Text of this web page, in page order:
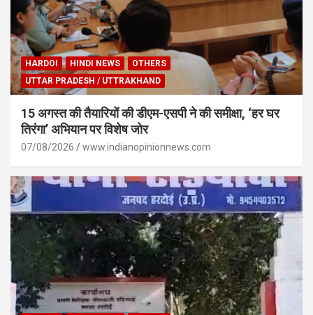
HARDOI HINDI NEWS
OTHERS
UTTAR PRADESH / UTTRAKHAND
15 अगस्त की तैयारियों की डीएम-एसपी ने की समीक्षा, ‘हर घर
तिरंगा’ अभियान पर विशेष जोर
07/08/2026 www.indianopinionnews.com